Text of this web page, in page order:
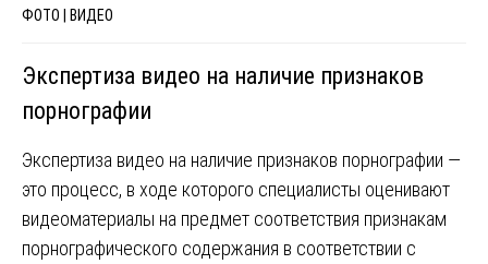
ФОТО | ВИДЕО
Экспертиза видео на наличие признаков
порнографии
Экспертиза видео на наличие признаков порнографии —
это процесс, в ходе которого специалисты оценивают
видеоматериалы на предмет соответствия признакам
порнографического содержания в соответствии с